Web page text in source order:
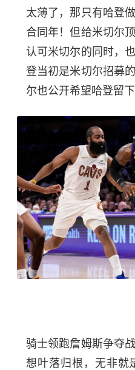
太薄了，那只有哈登
合同年！但给米切尔
认可米切尔的同时，
登当初是米切尔招募
尔也公开希望哈登留
骑士领跑詹姆斯争夺
想叶落归根，无非就